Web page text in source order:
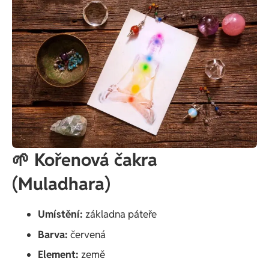
🌱 Kořenová čakra
(Muladhara)
Umístění: základna páteře
Barva: červená
Element: země